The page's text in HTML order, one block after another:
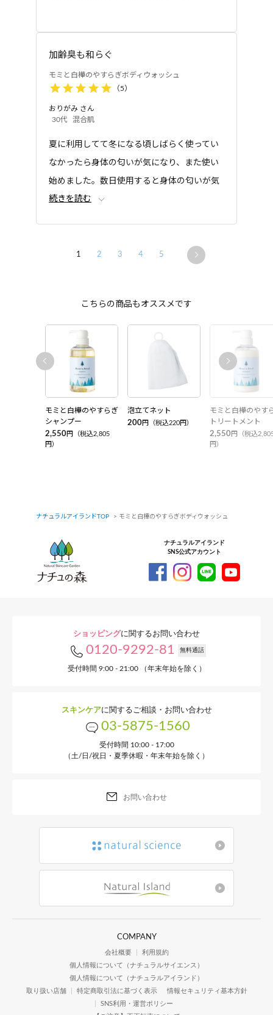
加齢臭も和らぐ
モミと白樺のやすらぎボディウォッシュ
（5）
おりがみ さん
30代
混合肌
夏に利用してて冬になる頃しばらく使ってい
なかったら身体の匂いが気になり、また使い
始めました。数日使用すると身体の匂いが気
にならなくなり、驚きました！
続きを読む
1 2 3 4 5
こちらの商品もオススメです
モミと白樺のやすらぎ
シャンプー
2,550円（税込2,805
円）
泡立てネット
200円（税込220円）
モミと白樺のやす
トリートメント
2,550 円（税込
円）
ナチュラルアイランドTOP モミと白樺のやすらぎボディウォッシュ
ナチュラルアイランド
SNS公式アカウント
ショッピングに関するお問い合わせ
0120-9292-81 無料通話
受付時間 9:00 - 21:00 （年末年始を除く）
スキンケアに関するご相談・お問い合わせ
03-5875-1560
受付時間 10:00 - 17:00
（土/日/祝日・夏季休暇・年末年始を除く）
お問い合わせ
COMPANY
会社概要
利用規約
個人情報について（ナチュラルサイエンス）
個人情報について（ナチュラルアイランド）
取り扱い店舗
特定商取引法に基づく表示
情報セキュリティ基本方針
SNS利用・運営ポリシー